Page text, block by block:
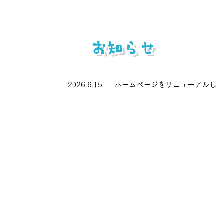
​お知らせ
​2026.6.15 ホームページをリニューアルし